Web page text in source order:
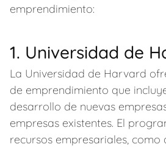
emprendimiento:
1. Universidad de
La Universidad de Harvard
de emprendimiento que
desarrollo de nuevas
empresas existentes. El
recursos empresariales, como